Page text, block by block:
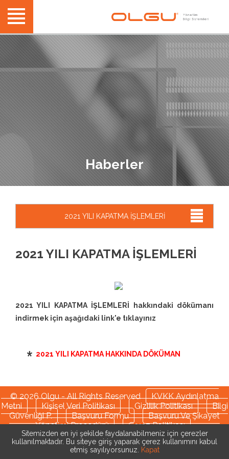
Sitemizden en iyi şekilde faydalanabilmeniz için çerezler
kullanılmaktadır. Bu siteye giriş yaparak çerez kullanımını kabul
etmiş sayılıyorsunuz.
Kapat
Haberler
2021 YILI KAPATMA İŞLEMLERİ
2021 YILI KAPATMA İŞLEMLERİ
2021 YILI KAPATMA İŞLEMLERİ hakkındaki dökümanı
indirmek için aşağıdaki link'e tıklayınız
2021 YILI KAPATMA HAKKINDA DÖKÜMAN
© 2026 Olgu - All Rights Reserved
KVKK Aydınlatma
Metni
Kişisel Veri Politikası Gizlilik Politikası
Bilgi
Güvenliği P.
Başvuru Formu
Başvuru Ve Şikayet
Yönetimi Prosedürü
Çerez Politikası